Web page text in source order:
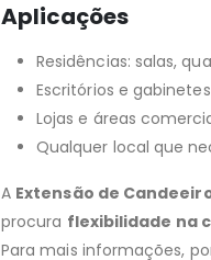
Aplicações
Residências: salas,
Escritórios e gabinetes
Lojas e áreas
Qualquer local que
A Extensão de
procura flexibilidade na
Para mais informações,